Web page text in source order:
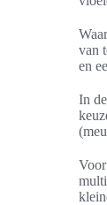
van
en
In